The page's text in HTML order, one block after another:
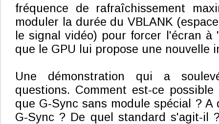
fréquence de rafraîchissement
moduler la durée du VBLANK
le signal vidéo) pour forcer l'écran à
que le GPU lui propose une nouvelle
Une démonstration qui a
questions. Comment est-ce
que G-Sync sans module spécial ? A
G-Sync ? De quel standard s'agit-il